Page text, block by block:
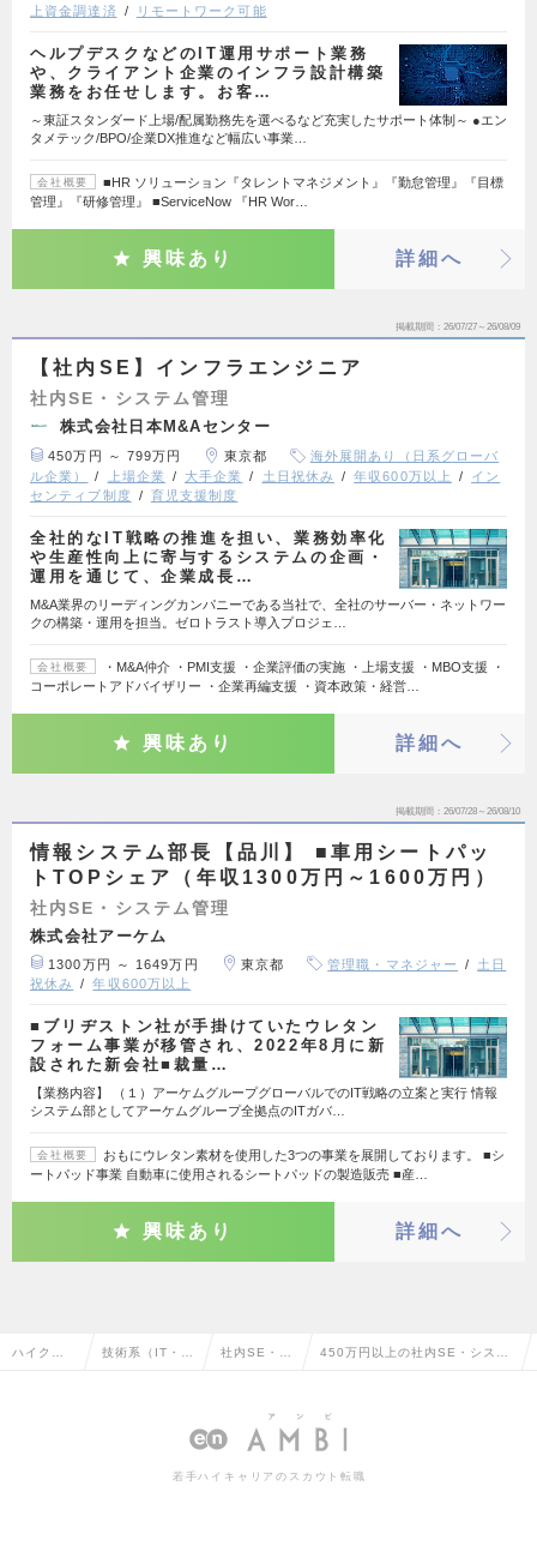
上資金調達済
リモートワーク可能
ヘルプデスクなどのIT運用サポート業務
や、クライアント企業のインフラ設計構築
業務をお任せします。お客…
～東証スタンダード上場/配属勤務先を選べるなど充実したサポート体制～ ●エン
タメテック/BPO/企業DX推進など幅広い事業…
会社概要
■HR ソリューション『タレントマネジメント』『勤怠管理』『目標
管理』『研修管理』 ■ServiceNow 『HR Wor…
興味あり 詳細へ
掲載期間 26/07/27～26/08/09
【社内SE】インフラエンジニア
社内SE・システム管理
株式会社日本M&Aセンター
450万円 ～ 799万円 東京都
海外展開あり（日系グローバ
ル企業）
上場企業 大手企業 土日祝休み 年収600万以上
イン
センティブ制度
育児支援制度
全社的なIT戦略の推進を担い、業務効率化
や生産性向上に寄与するシステムの企画・
運用を通じて、企業成長…
M&A業界のリーディングカンパニーである当社で、全社のサーバー・ネットワー
クの構築・運用を担当。ゼロトラスト導入プロジェ…
会社概要
・M&A仲介 ・PMI支援 ・企業評価の実施 ・上場支援 ・MBO支援 ・
コーポレートアドバイザリー ・企業再編支援 ・資本政策・経営…
興味あり 詳細へ
掲載期間 26/07/28～26/08/10
情報システム部長【品川】 ■車用シートパッ
トTOPシェア（年収1300万円～1600万円）
社内SE・システム管理
株式会社アーケム
1300万円 ～ 1649万円 東京都 管理職・マネジャー
土日
祝休み
年収600万以上
■ブリヂストン社が手掛けていたウレタン
フォーム事業が移管され、2022年8月に新
設された新会社■裁量…
【業務内容】 （１）アーケムグループグローバルでのIT戦略の立案と実行 情報
システム部としてアーケムグループ全拠点のITガバ…
会社概要
おもにウレタン素材を使用した3つの事業を展開しております。 ■シ
ートパッド事業 自動車に使用されるシートパッドの製造販売 ■産…
興味あり 詳細へ
ハイクラ 技術系（IT・W 社内SE・シ 450万円以上の社内SE・システ
若手ハイキャリアのスカウト転職